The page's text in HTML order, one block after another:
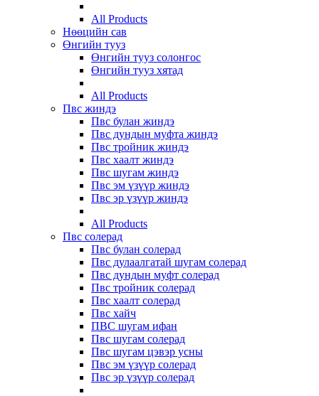
All Products
Нөөцийн сав
Өнгийн тууз
Өнгийн тууз солонгос
Өнгийн тууз хятад
All Products
Пвс жиндэ
Пвс булан жиндэ
Пвс дундын муфта жиндэ
Пвс тройник жиндэ
Пвс хаалт жиндэ
Пвс шугам жиндэ
Пвс эм үзүүр жиндэ
Пвс эр үзүүр жиндэ
All Products
Пвс солерад
Пвс булан солерад
Пвс дулаалгатай шугам солерад
Пвс дундын муфт солерад
Пвс тройник солерад
Пвс хаалт солерад
Пвс хайч
ПВС шугам ифан
Пвс шугам солерад
Пвс шугам цэвэр усны
Пвс эм үзүүр солерад
Пвс эр үзүүр солерад